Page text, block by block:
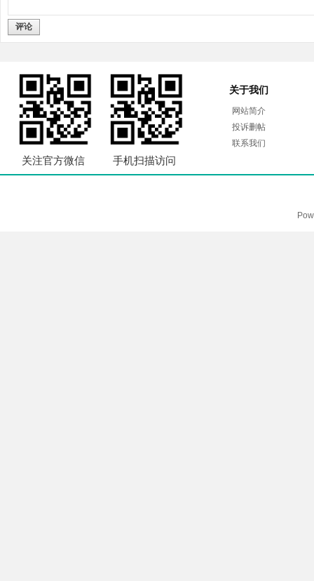
评论
关注官方微信 手机扫描访问
关于我们
网站简介
投诉删帖
联系我们